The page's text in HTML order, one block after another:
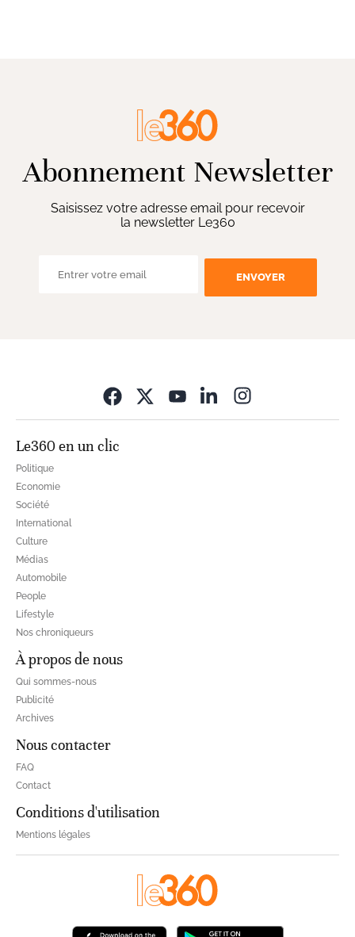
Abonnement Newsletter
Saisissez votre adresse email pour recevoir
la newsletter Le360
ENVOYER
Le360 en un clic
Politique
Economie
Société
International
Culture
Médias
Automobile
People
Lifestyle
Nos chroniqueurs
À propos de nous
Qui sommes-nous
Publicité
Archives
Nous contacter
FAQ
Contact
Conditions d'utilisation
Mentions légales